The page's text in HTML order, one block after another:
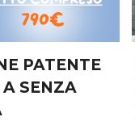
PATENTE
SENZA